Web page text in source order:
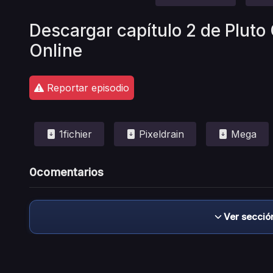
Descargar capítulo 2 de Pluto
Online
Reportar episodio
1fichier Pixeldrain Mega
0comentarios
Ver